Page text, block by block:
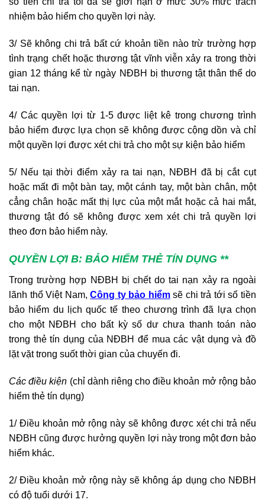
nhiệm bảo hiểm cho quyền lợi này.
3/ Sẽ không chi trả bất cứ khoản tiền nào trừ tr­ường hợp
tình trạng chết hoặc thương tật vĩnh viễn xảy ra trong thời
gian 12 tháng kể từ ngày NĐBH bị thương tật thân thể do
tai nạn.
4/ Các quyền lợi từ 1-5 được liệt kê trong chương trình
bảo hiểm được lựa chọn sẽ không được cộng dồn và chỉ
một quyền lợi được xét chi trả cho một sự kiện bảo hiểm
5/ Nếu tại thời điểm xảy ra tai nạn, NĐBH đã bị cắt cụt
hoặc mất đi một bàn tay, một cánh tay, một bàn chân, một
cẳng chân hoặc mất thị lực của một mắt hoặc cả hai mắt,
thương tật đó sẽ không được xem xét chi trả quyền lợi
theo đơn bảo hiểm này.
QUYỀN LỢI B: BẢO HIỂM THẺ TÍN DỤNG **
Trong trường hợp NĐBH bị chết do tai nạn xảy ra ngoài
lãnh thổ Việt Nam,Công ty bảo hiểmsẽ chi trả tới số tiền
bảo hiểm du lịch quốc tế theo chương trình đã lựa chọn
cho một NĐBH cho bất kỳ số dư chưa thanh toán nào
trong thẻ tín dụng của NĐBH để mua các vật dụng và đồ
lặt vặt trong suốt thời gian của chuyến đi.
Các điều kiện (chỉ dành riêng cho điều khoản mở rộng bảo
hiểm thẻ tín dụng)
1/ Điều khoản mở rộng này sẽ không được xét chi trả nếu
NĐBH cũng được hưởng quyền lợi này trong một đơn bảo
hiểm khác.
2/ Điều khoản mở rộng này sẽ không áp dụng cho NĐBH
có độ tuổi dưới 17.